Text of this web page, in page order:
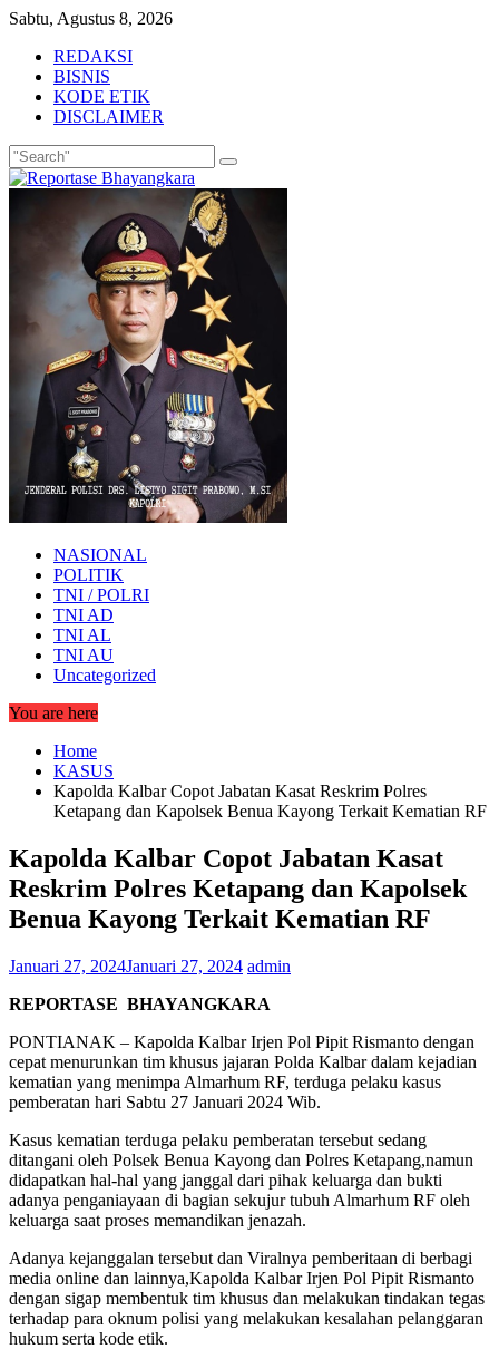
Skip
content
Sabtu, Agustus 8, 2026
REDAKSI
BISNIS
KODE ETIK
DISCLAIMER
NASIONAL
POLITIK
TNI / POLRI
TNI AD
TNI AL
TNI AU
Uncategorized
You are here
Home
KASUS
Kapolda Kalbar Copot Jabatan Kasat Reskrim Polres
Ketapang dan Kapolsek Benua Kayong Terkait Kematian RF
Kapolda Kalbar Copot Jabatan Kasat
Reskrim Polres Ketapang dan Kapolsek
Benua Kayong Terkait Kematian RF
Januari 27, 2024Januari 27, 2024 admin
REPORTASE BHAYANGKARA
PONTIANAK – Kapolda Kalbar Irjen Pol Pipit Rismanto dengan
cepat menurunkan tim khusus jajaran Polda Kalbar dalam kejadian
kematian yang menimpa Almarhum RF, terduga pelaku kasus
pemberatan hari Sabtu 27 Januari 2024 Wib.
Kasus kematian terduga pelaku pemberatan tersebut sedang
ditangani oleh Polsek Benua Kayong dan Polres Ketapang,namun
didapatkan hal-hal yang janggal dari pihak keluarga dan bukti
adanya penganiayaan di bagian sekujur tubuh Almarhum RF oleh
keluarga saat proses memandikan jenazah.
Adanya kejanggalan tersebut dan Viralnya pemberitaan di berbagi
media online dan lainnya,Kapolda Kalbar Irjen Pol Pipit Rismanto
dengan sigap membentuk tim khusus dan melakukan tindakan tegas
terhadap para oknum polisi yang melakukan kesalahan pelanggaran
hukum serta kode etik.